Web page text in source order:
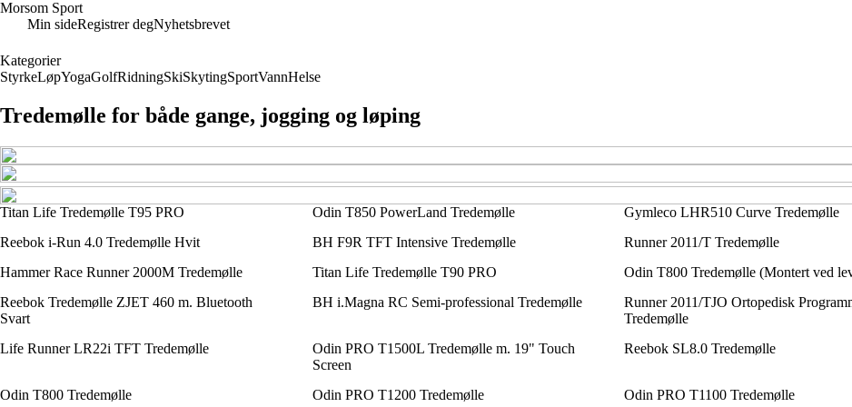
Morsom Sport
Min sideRegistrer degNyhetsbrevet
Kategorier
StyrkeLøpYogaGolfRidningSkiSkytingSportVannHelse
Tredemølle for både gange, jogging og løping
Titan Life Tredemølle T95 PRO Odin T850 PowerLand Tredemølle Gymleco LHR510 Curve Tredemølle
Reebok i-Run 4.0 Tredemølle Hvit
BH F9R TFT Intensive Tredemølle Runner 2011/T Tredemølle
Hammer Race Runner 2000M Tredemølle
Titan Life Tredemølle T90 PRO Odin T800 Tredemølle (Montert ved
Reebok Tredemølle ZJET 460 m. Bluetooth
Svart
BH i.Magna RC Semi-professional Tredemølle
Runner 2011/TJO Ortopedisk
Tredemølle
Life Runner LR22i TFT Tredemølle
Odin PRO T1500L Tredemølle m. 19" Touch
Screen
Reebok SL8.0 Tredemølle
Odin T800 Tredemølle Odin PRO T1200 Tredemølle Odin PRO T1100 Tredemølle